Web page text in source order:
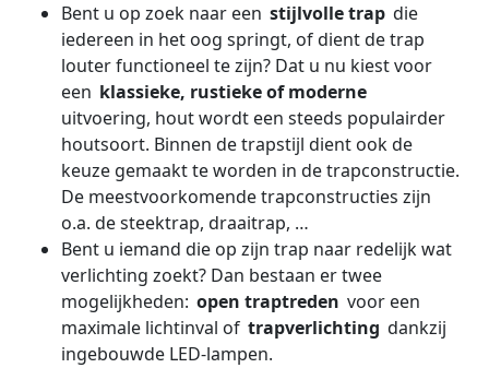
Bent u op zoek naar een stijlvolle trap die
iedereen in het oog springt, of dient de trap
louterfunctioneel te zijn? Dat u nu kiest voor
een klassieke, rustieke of moderne
uitvoering, hout wordt een steeds populairder
houtsoort. Binnen de trapstijl dient ook de
keuze gemaakt te worden in de trapconstructie.
De meestvoorkomende trapconstructies zijn
o.a. de steektrap, draaitrap, …
Bent u iemand die op zijn trap naar redelijk wat
verlichting zoekt? Dan bestaan er twee
mogelijkheden: open traptreden voor een
maximale lichtinval of trapverlichting dankzij
ingebouwde LED-lampen.